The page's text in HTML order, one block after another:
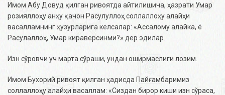
Имом Абу Довуд қилган ривоятда айтилишича, ҳазрати Умар
розияллоҳу анҳу қачон Расулуллоҳ соллаллоҳу алайҳи
васалламнинг ҳузурларига келсалар: «Ассалому алайка, ё
Расулаллоҳ, Умар кираверсинми?» дер эдилар.
Изн сўровчи уч марта сўраши, ундан оширмаслиги лозим.
Имом Бухорий ривоят қилган ҳадисда Пайғамбаримиз
соллаллоҳу алайҳи васаллам: «Сиздан бирор киши изн сўраса,